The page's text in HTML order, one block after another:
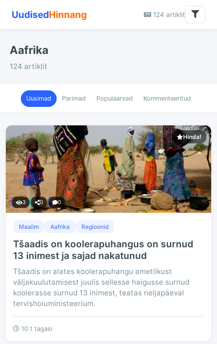
UudisedHinnang 124 artiklit
Aafrika
124 artiklit
Uusimad Parimad Populaarsed Kommenteeritud
Hinda!
3 0 0
Maailm Aafrika Regioonid
Tšaadis on koolerapuhangus on surnud
13 inimest ja sajad nakatunud
Tšaadis on alates koolerapuhangu ametlikust
väljakuulutamisest juulis sellesse haigusse surnud
koolerasse surnud 13 inimest, teatas neljapäeval
tervishoiuministeerium.
10 t tagasi